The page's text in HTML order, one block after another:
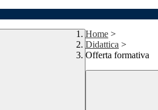
Home >
Didattica >
Offerta formativa